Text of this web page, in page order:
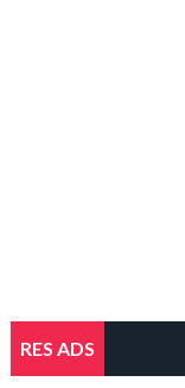
RES ADS